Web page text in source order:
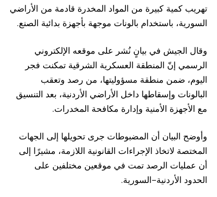
تهريب كمية كبيرة من المواد المخدرة قادمة من الأراضي
السورية، باستخدام بالونات موجهة بأجهزة بدائية الصنع.
وقال الجيش في بيانٍ نُشر على موقعه الإلكتروني
الرسمي إنّ المنطقة العسكرية الشرقية تمكنت فجر
اليوم، ضمن منطقة مسؤوليتها، من رصد وتعقب
البالونات وإسقاطها داخل الأراضي الأردنية، بعد التنسيق
مع الأجهزة الأمنية وإدارة مكافحة المخدرات.
وأوضح البيان أن المضبوطات جرى تحويلها إلى الجهات
المختصة لاتخاذ الإجراءات القانونية اللازمة، مشيرًا إلى
أن عمليات الرصد تمت في موقعين مختلفين على
الحدود الأردنية–السورية.